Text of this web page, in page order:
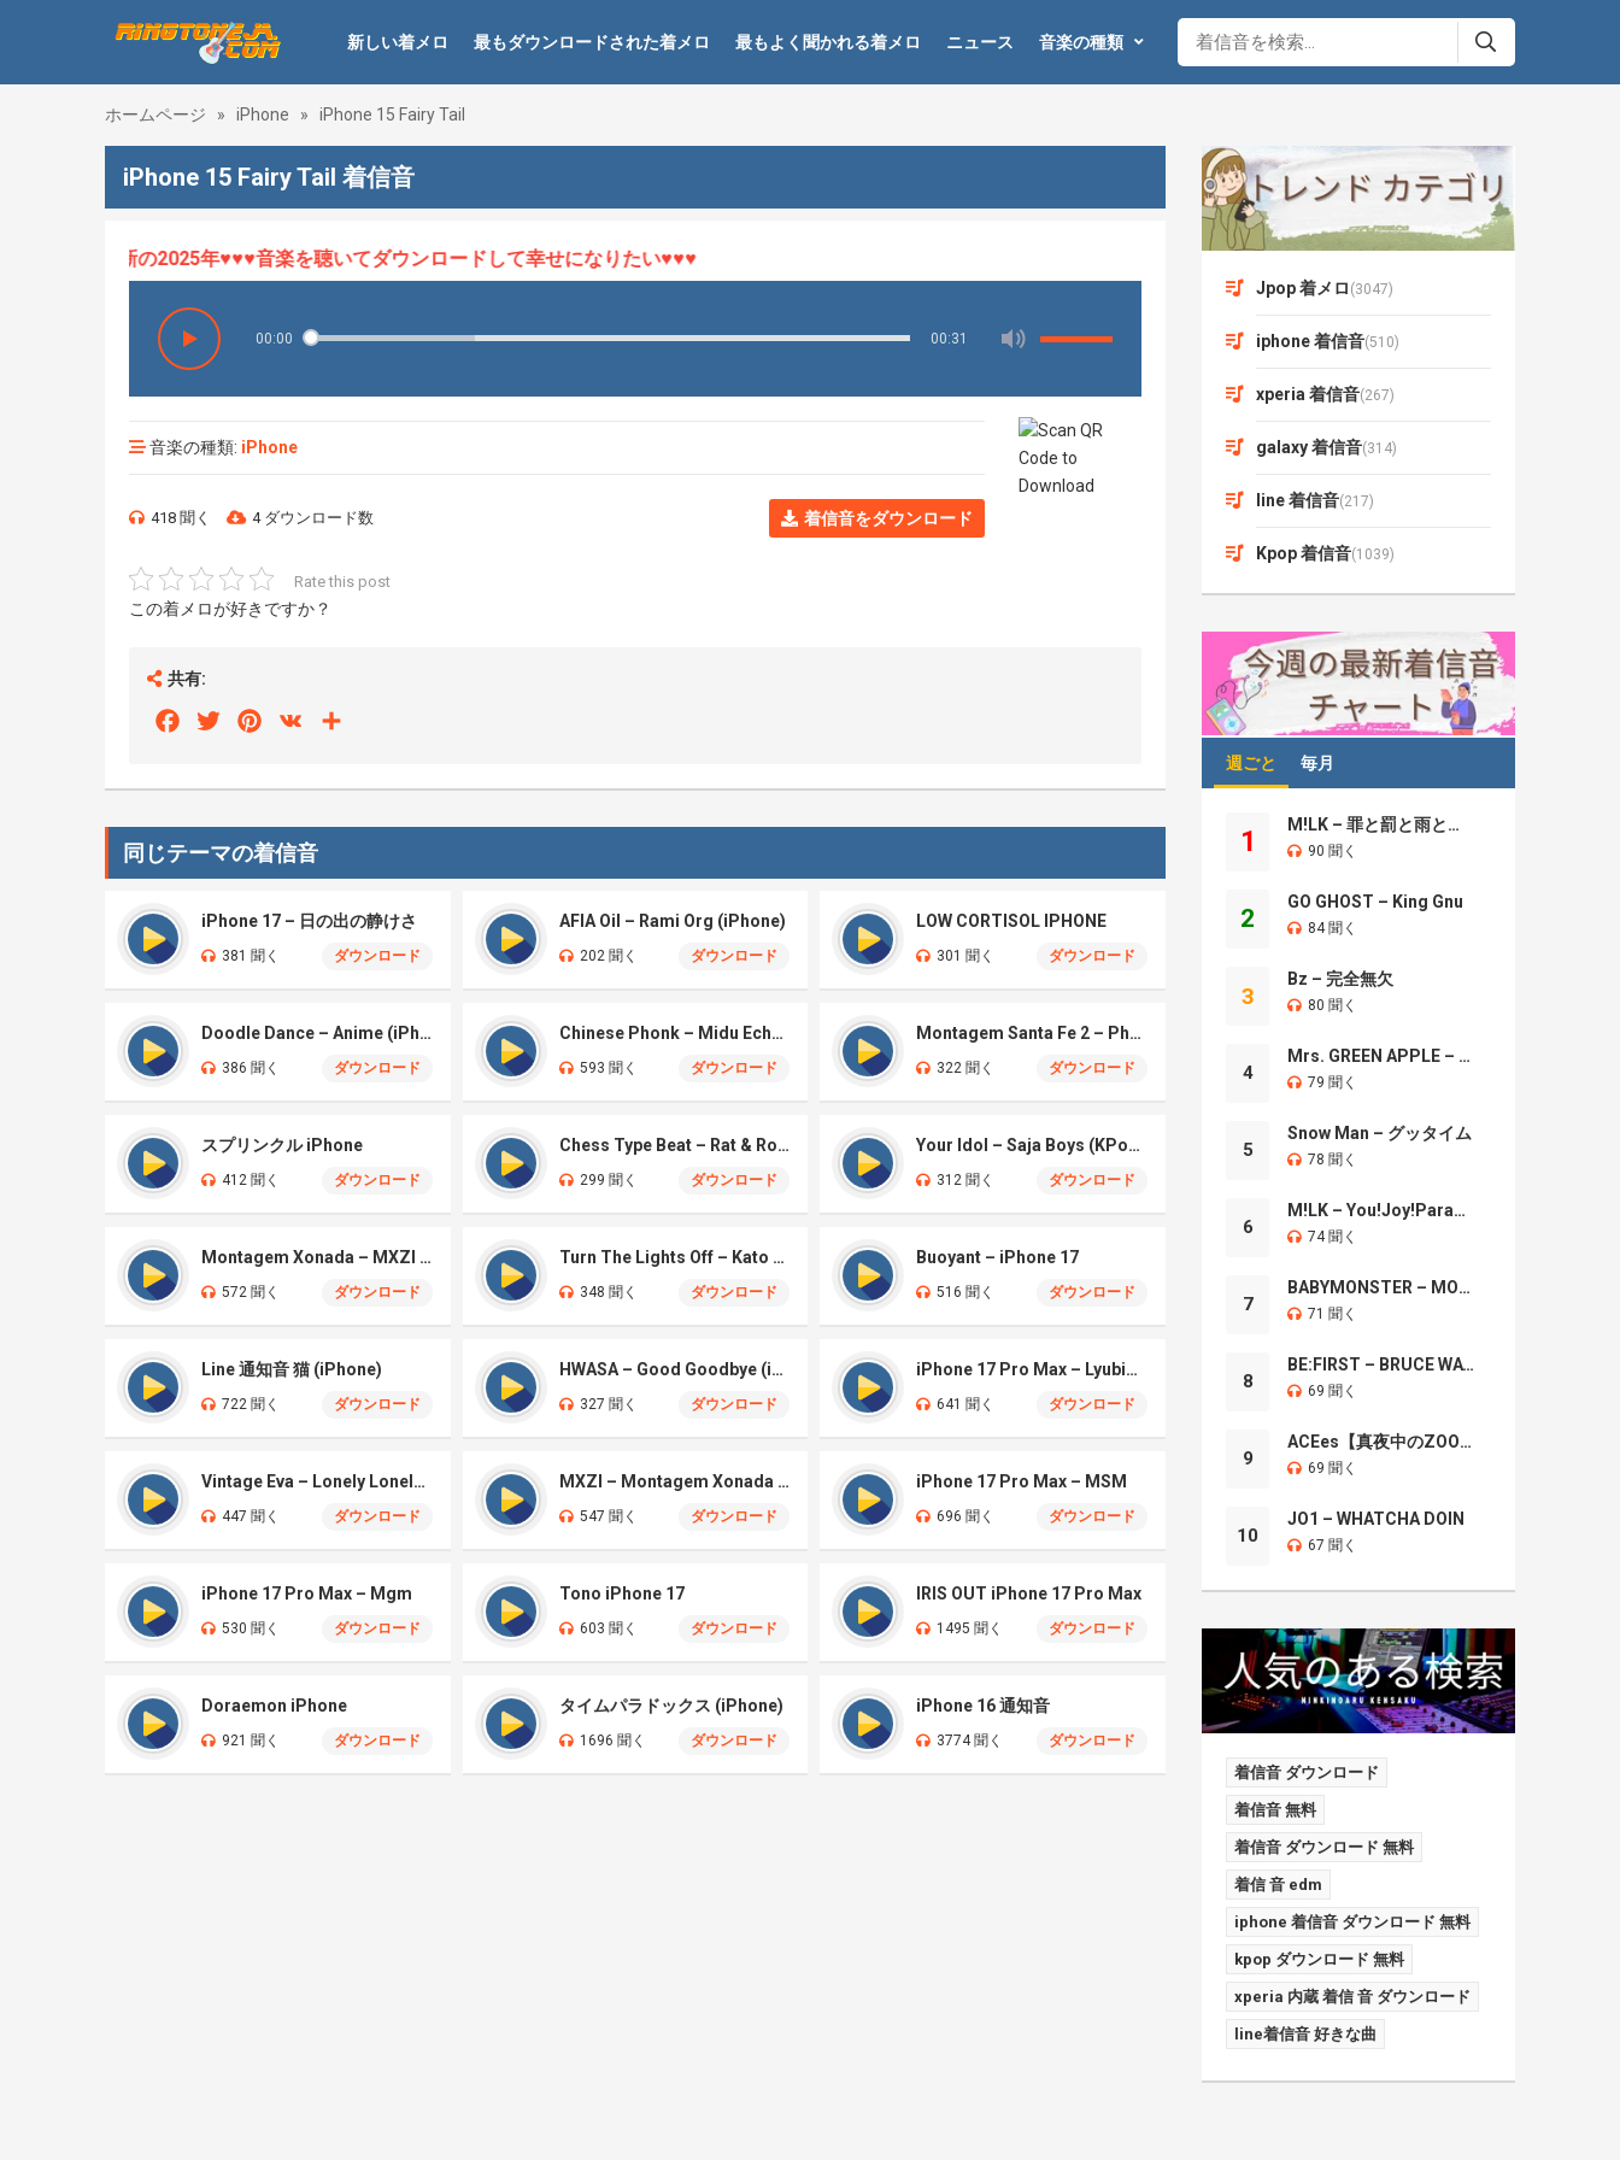
新しい着メロ 最もダウンロードされた着メロ 最もよく聞かれる着メロ ニュース 音楽の種類
ホームページ » iPhone » iPhone 15 Fairy Tail
iPhone 15 Fairy Tail 着信音
、最新の2025年♥♥♥音楽を聴いてダウンロードして幸せになりたい♥♥♥
00:00 00:31
音楽の種類: iPhone
418 聞く 4 ダウンロード数 着信音をダウンロード
Rate this post
この着メロが好きですか？
共有:
FacebookTwitterPinterest
VK
同じテーマの着信音
iPhone 17 – 日の出の静けさ
381 聞く ダウンロード
AFIA Oil – Rami Org (iPhone)
202 聞く ダウンロード
LOW CORTISOL IPHONE
301 聞く ダウンロード
Doodle Dance – Anime (iPhone)
386 聞く ダウンロード
Chinese Phonk – Midu Echoing (Marimba)
593 聞く ダウンロード
Montagem Santa Fe 2 – Phonk (iPhone)
322 聞く ダウンロード
スプリンクル iPhone
412 聞く ダウンロード
Chess Type Beat – Rat & Roblox Dance (iPhone)
299 聞く ダウンロード
Your Idol – Saja Boys (KPop Demon Hunters iPhone)
312 聞く ダウンロード
Montagem Xonada – MXZI (iPhone)
572 聞く ダウンロード
Turn The Lights Off – Kato (iPhone)
348 聞く ダウンロード
Buoyant – iPhone 17
516 聞く ダウンロード
Line 通知音 猫 (iPhone)
722 聞く ダウンロード
HWASA – Good Goodbye (iPhone)
327 聞く ダウンロード
iPhone 17 Pro Max – Lyubimka
641 聞く ダウンロード
Vintage Eva – Lonely Lonely (iPhone)
447 聞く ダウンロード
MXZI – Montagem Xonada (iPhone)
547 聞く ダウンロード
iPhone 17 Pro Max – MSM
696 聞く ダウンロード
iPhone 17 Pro Max – Mgm
530 聞く ダウンロード
Tono iPhone 17
603 聞く ダウンロード
IRIS OUT iPhone 17 Pro Max
1495 聞く ダウンロード
Doraemon iPhone
921 聞く ダウンロード
タイムパラドックス (iPhone)
1696 聞く ダウンロード
iPhone 16 通知音
3774 聞く ダウンロード
Jpop 着メロ (3047)
iphone 着信音(510)
xperia 着信音(267)
galaxy 着信音(314)
line 着信音(217)
Kpop 着信音(1039)
週ごと 毎月
1
M!LK – 罪と罰と雨とキス
90 聞く
2
GO GHOST – King Gnu
84 聞く
3
Bz – 完全無欠
80 聞く
4
Mrs. GREEN APPLE – Brand New
79 聞く
5
Snow Man – グッタイム
78 聞く
6
M!LK – You!Joy!Parade!
74 聞く
7
BABYMONSTER – MOON
71 聞く
8
BE:FIRST – BRUCE WAYNE
69 聞く
9
ACEes【真夜中のZOO】
69 聞く
10
JO1 – WHATCHA DOIN
67 聞く
着信音 ダウンロード
着信音 無料
着信音 ダウンロード 無料
着信 音 edm
iphone 着信音 ダウンロード 無料
kpop ダウンロード 無料
xperia 内蔵 着信 音 ダウンロード
line着信音 好きな曲